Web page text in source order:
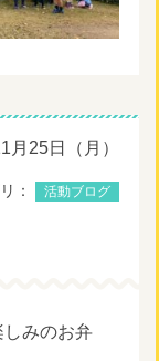
月25日（月）
： 活動ブログ
しみのお弁